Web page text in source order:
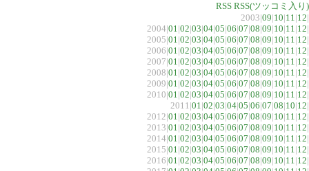
RSS RSS(ツッコミ入り)
2003|09|10|11|12|
2004|01|02|03|04|05|06|07|08|09|10|11|12|
2005|01|02|03|04|05|06|07|08|09|10|11|12|
2006|01|02|03|04|05|06|07|08|09|10|11|12|
2007|01|02|03|04|05|06|07|08|09|10|11|12|
2008|01|02|03|04|05|06|07|08|09|10|11|12|
2009|01|02|03|04|05|06|07|08|09|10|11|12|
2010|01|02|03|04|05|06|07|08|09|10|11|12|
2011|01|02|03|04|05|06|07|08|10|12|
2012|01|02|03|04|05|06|07|08|09|10|11|12|
2013|01|02|03|04|05|06|07|08|09|10|11|12|
2014|01|02|03|04|05|06|07|08|09|10|11|12|
2015|01|02|03|04|05|06|07|08|09|10|11|12|
2016|01|02|03|04|05|06|07|08|09|10|11|12|